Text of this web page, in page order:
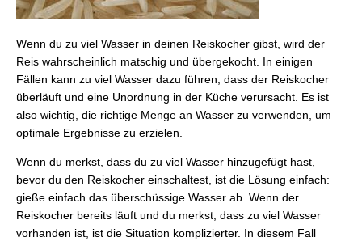
Wenn du zu viel Wasser in deinen Reiskocher gibst, wird der
Reis wahrscheinlich matschig und übergekocht. In einigen
Fällen kann zu viel Wasser dazu führen, dass der Reiskocher
überläuft und eine Unordnung in der Küche verursacht. Es ist
also wichtig, die richtige Menge an Wasser zu verwenden, um
optimale Ergebnisse zu erzielen.
Wenn du merkst, dass du zu viel Wasser hinzugefügt hast,
bevor du den Reiskocher einschaltest, ist die Lösung einfach:
gieße einfach das überschüssige Wasser ab. Wenn der
Reiskocher bereits läuft und du merkst, dass zu viel Wasser
vorhanden ist, ist die Situation komplizierter. In diesem Fall